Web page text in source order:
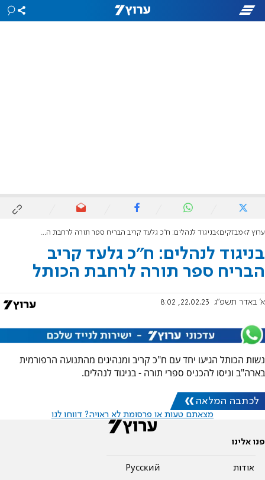
ערוץ 7 מבזקים בניגוד לנהלים: ח"כ גלעד קריב הבריח ספר תורה לרחבת הכותל
בניגוד לנהלים: ח"כ גלעד קריב
הבריח ספר תורה לרחבת הכותל
א' באדר תשפ"ג 22.02.23, 8:02
נשות הכותל הגיעו יחד עם ח"כ קריב ומנהיגים מהתנועה הרפורמית
בארה"ב וניסו להכניס ספרי תורה - בניגוד לנהלים.
לכתבה המלאה
מצאתם טעות או פרסומת לא ראויה? דווחו לנו
פנו אלינו
אודות
Pусский